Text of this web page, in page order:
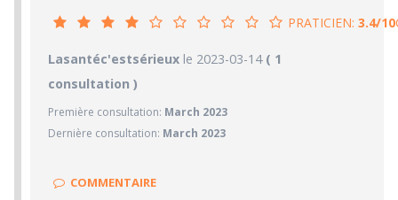
PRATICIEN: 3.4/10
PRATICIEN3.4/10
4/10 Confiance accordée
3/10 Sympathie
Lasantéc'estsérieux le 2023-03-14 ( 1
consultation )
Première consultation: March 2023
Dernière consultation: March 2023
COMMENTAIRE